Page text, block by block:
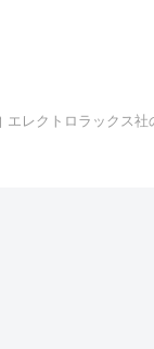
エレクトロラックス